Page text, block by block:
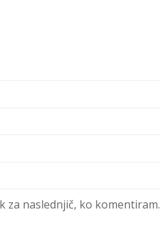
za naslednjič, ko komentiram.